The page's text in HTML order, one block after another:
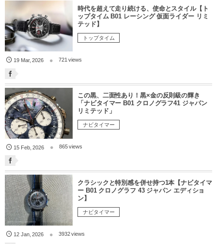
時代を超えて走り続ける、使命とスタイル【ト
ップタイム B01 レーシング 仮面ライダー リミ
テッド】
トップタイム
19 Mar,2026 721 views
この黒、二面性あり！黒×金の反則級の輝き
「ナビタイマー B01 クロノグラフ41 ジャパン
リミテッド」
ナビタイマー
15 Feb,2026 865 views
クラシックと特別感を併せ持つ1本【ナビタイマ
ー B01 クロノグラフ 43 ジャパン エディショ
ン】
ナビタイマー
12 Jan,2026 3932 views